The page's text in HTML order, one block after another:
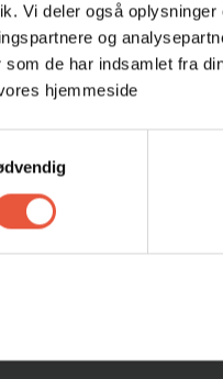
Vi deler også
og
som de har indsamlet fra
hjemmeside
og tidssvarende
nips ting
x